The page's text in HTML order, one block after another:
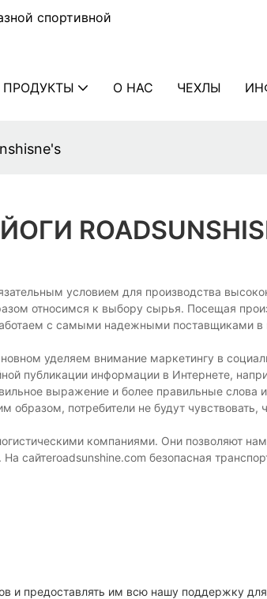
спортивной
ПРОДУКТЫ О НАС ЧЕХЛЫ
условием для производства
относимся к выбору сырья. Посещая
с самыми надежными поставщиками в
уделяем внимание маркетингу в
публикации информации в Интернете,
выражение и более правильные слова
потребители не будут чувствовать,
компаниями. Они позволяют
сайтеroadsunshine.com безопасная
и предоставлять им всю нашу поддержку для